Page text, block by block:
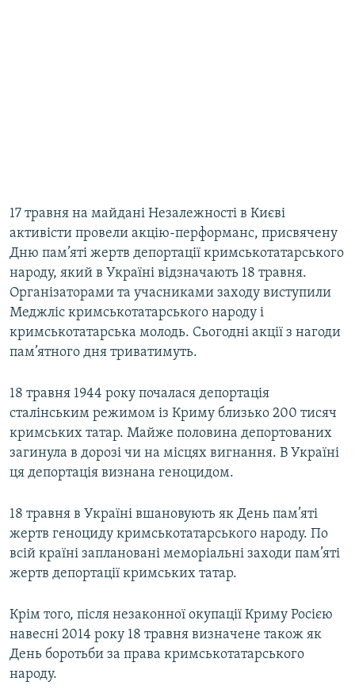
17 травня на майдані Незалежності в Києві
активісти провели акцію-перформанс, присвячену
Дню пам’яті жертв депортації кримськотатарського
народу, який в Україні відзначають 18 травня.
Організаторами та учасниками заходу виступили
Меджліс кримськотатарського народу і
кримськотатарська молодь. Сьогодні акції з нагоди
пам’ятного дня триватимуть.
18 травня 1944 року почалася депортація
сталінським режимом із Криму близько 200 тисяч
кримських татар. Майже половина депортованих
загинула в дорозі чи на місцях вигнання. В Україні
ця депортація визнана геноцидом.
18 травня в Україні вшановують як День пам’яті
жертв геноциду кримськотатарського народу. По
всій країні заплановані меморіальні заходи пам’яті
жертв депортації кримських татар.
Крім того, після незаконної окупації Криму Росією
навесні 2014 року 18 травня визначене також як
День боротьби за права кримськотатарського
народу.